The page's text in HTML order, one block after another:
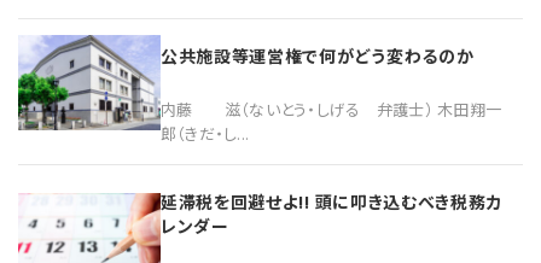
公共施設等運営権で何がどう変わるのか
内藤 滋（ないとう・しげる 弁護士） 木田翔一
郎（きだ・し...
延滞税を回避せよ!! 頭に叩き込むべき税務カ
レンダー